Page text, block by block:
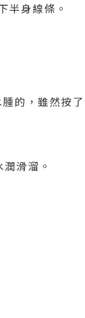
半身線條。
的，雖然按了
滑溜。